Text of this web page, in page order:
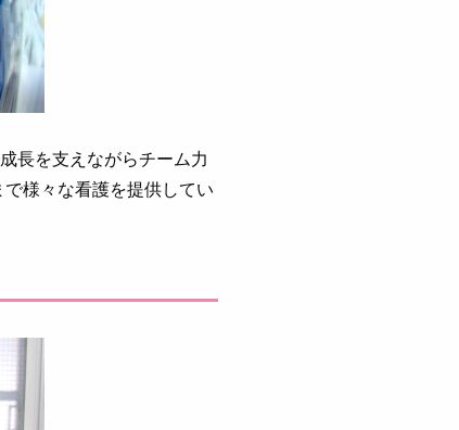
長を支えながらチーム力
様々な看護を提供してい